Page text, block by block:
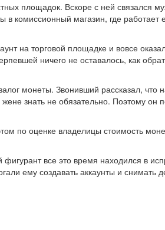
площадок. Вскоре с ней связался
комиссионный магазин, где работает
на торговой площадке и вовсе
ничего не оставалось, как
монеты. Звонивший рассказал, что
знать не обязательно. Поэтому он
по оценке владелицы стоимость
все это время находился в
ему создавать аккаунты и снимать